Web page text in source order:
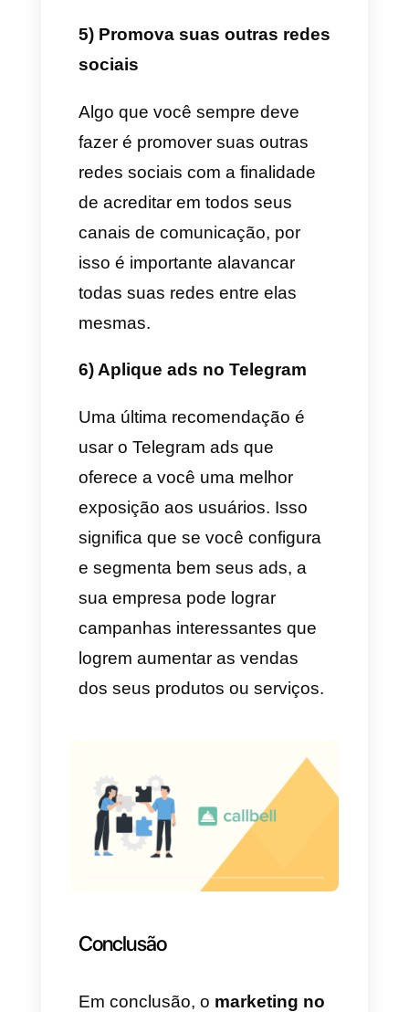
melhorar o marketing nos apps
de mensageria. É certo que se
para cada tipo de empresas.
No dia de hoje vamos
compartilhar com você algumas
das dicas do marketing mais
importantes para aplicar no
mensageria:
1) Cria um canal para sua
empresa com sua própria
URL
É ideal para empresas criar um
canal próprio com a sua URL
para seus clientes e potenciais
clientes, desta maneira a
consumidores.
2) Promova seu conteúdo
nos seus canais sem custo
Uma grande vantagem do